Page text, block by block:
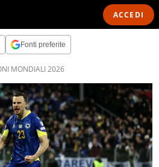
ACCEDI
Fonti preferite
MONDIALI 2026